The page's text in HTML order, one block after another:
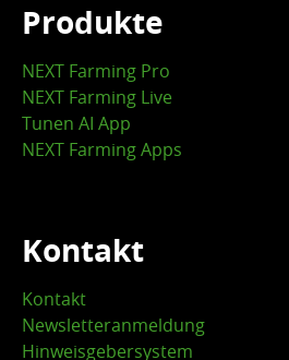
Produkte
NEXT Farming Pro
NEXT Farming Live
Tunen AI App
NEXT Farming Apps
Kontakt
Kontakt
Newsletteranmeldung
Hinweisgebersystem